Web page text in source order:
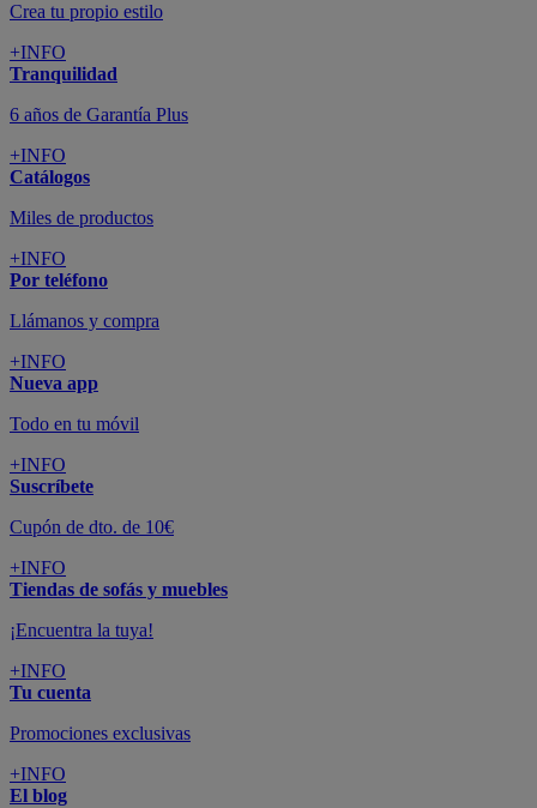
Crea tu propio estilo
+INFO
Tranquilidad
6 años de Garantía Plus
+INFO
Catálogos
Miles de productos
+INFO
Por teléfono
Llámanos y compra
+INFO
Nueva app
Todo en tu móvil
+INFO
Suscríbete
Cupón de dto. de 10€
+INFO
Tiendas de sofás y muebles
¡Encuentra la tuya!
+INFO
Tu cuenta
Promociones exclusivas
+INFO
El blog